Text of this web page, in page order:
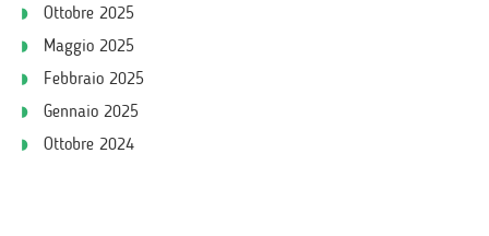
Ottobre 2025
Maggio 2025
Febbraio 2025
Gennaio 2025
Ottobre 2024